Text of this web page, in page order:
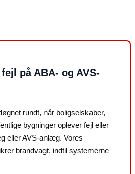
på ABA- og AVS-
rundt, når boligselskaber,
bygninger oplever fejl eller
eller AVS-anlæg. Vores
brandvagt, indtil systemerne